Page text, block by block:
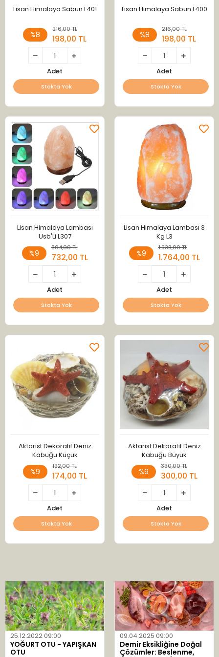
Lisan Himalaya Sabun L401
%8
216,00 TL
198,00 TL
Adet
Stokta Yok
Lisan Himalaya Sabun L400
%8
216,00 TL
198,00 TL
Adet
Stokta Yok
Lisan Himalaya Lambası
Usb'Li L307
%9
804,00 TL
732,00 TL
Adet
Stokta Yok
Lisan Himalaya Lambası 3
Kg L3
%9
1.938,00 TL
1.764,00 TL
Adet
Stokta Yok
Aktarist Dekoratif Deniz
Kabuğu Küçük
%9
192,00 TL
174,00 TL
Adet
Stokta Yok
Aktarist Dekoratif Deniz
Kabuğu Büyük
%9
330,00 TL
300,00 TL
Adet
Stokta Yok
25.12.2022 09:00
YOĞURT OTU - YAPIŞKAN
OTU
09.04.2025 09:00
Demir Eksikliğine Doğal
Çözümler: Beslenme,